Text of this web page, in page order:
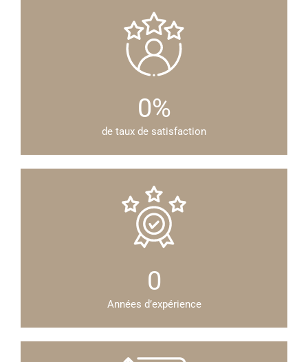
0%
de taux de satisfaction
0
Années d’expérience